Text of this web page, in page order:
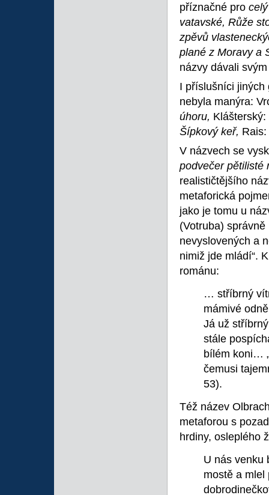
příznačné pro
vatavské, Růže
zpěvů
plané z Moravy a
názvy dávali
I příslušníci jiných
nebyla manýra:
úhoru, Klášterský:
Šípkový keř, Rais:
V názvech se
podvečer pětilisté
realističtějšího
metaforická
jako je tomu u
(Votruba)
nevyslovených a
nimiž jde mládí“.
románu:
… stříbrný
mámivé
Já už
stále
bílém koni…
čemusi
53).
Též název
metaforou s
hrdiny, osleplého
U nás venku
mostě a mlel